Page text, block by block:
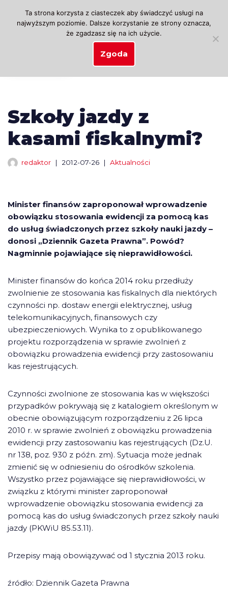
Przejdź
Szkoły jazdy z
kasami fiskalnymi?
redaktor 2012-07-26 Aktualności
Minister finansów zaproponował wprowadzenie
obowiązku stosowania ewidencji za pomocą kas
do usług świadczonych przez szkoły nauki jazdy –
donosi „Dziennik Gazeta Prawna”. Powód?
Nagminnie pojawiające się nieprawidłowości.
Minister finansów do końca 2014 roku przedłuży
zwolnienie ze stosowania kas fiskalnych dla niektórych
czynności np. dostaw energii elektrycznej, usług
telekomunikacyjnych, finansowych czy
ubezpieczeniowych. Wynika to z opublikowanego
projektu rozporządzenia w sprawie zwolnień z
obowiązku prowadzenia ewidencji przy zastosowaniu
kas rejestrujących.
Czynności zwolnione ze stosowania kas w większości
przypadków pokrywają się z katalogiem określonym w
obecnie obowiązującym rozporządzeniu z 26 lipca
2010 r. w sprawie zwolnień z obowiązku prowadzenia
ewidencji przy zastosowaniu kas rejestrujących (Dz.U.
nr 138, poz. 930 z późn. zm). Sytuacja może jednak
zmienić się w odniesieniu do ośrodków szkolenia.
Wszystko przez pojawiające się nieprawidłowości, w
związku z którymi minister zaproponował
wprowadzenie obowiązku stosowania ewidencji za
pomocą kas do usług świadczonych przez szkoły nauki
jazdy (PKWiU 85.53.11).
Przepisy mają obowiązywać od 1 stycznia 2013 roku.
źródło: Dziennik Gazeta Prawna
Ta strona korzysta z ciasteczek aby świadczyć usługi na
najwyższym poziomie. Dalsze korzystanie ze strony oznacza,
że zgadzasz się na ich użycie.
Zgoda